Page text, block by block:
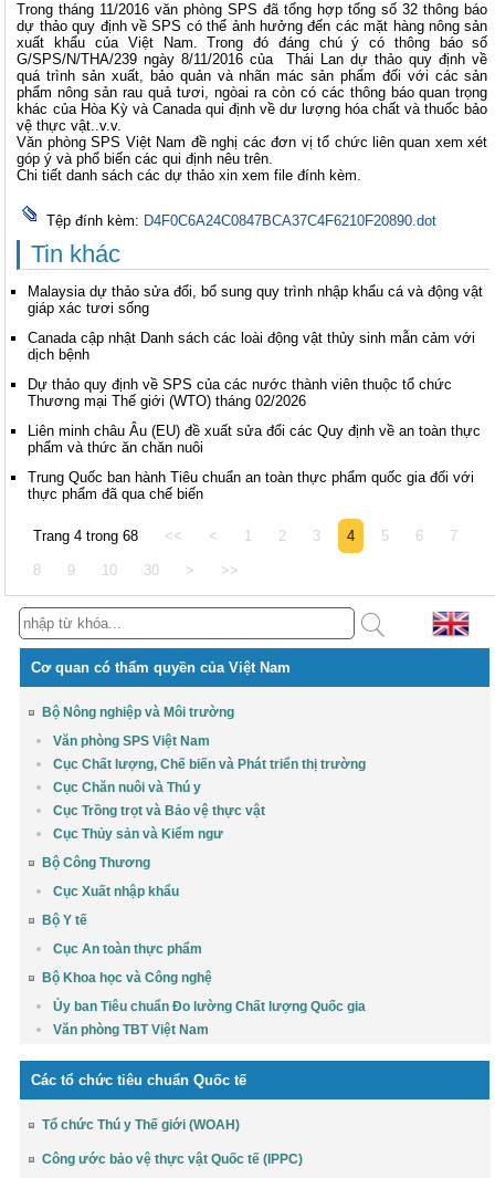
Trong tháng 11/2016 văn phòng SPS đã tổng hợp tổng số 32 thông báo
dự thảo quy định về SPS có thể ảnh hưởng đến các mặt hàng nông sản
xuất khẩu của Việt Nam. Trong đó đáng chú ý có thông báo số
G/SPS/N/THA/239 ngày 8/11/2016 của Thái Lan dự thảo quy định về
quá trình sản xuất, bảo quản và nhãn mác sản phẩm đối với các sản
phẩm nông sản rau quả tươi, ngòai ra còn có các thông báo quan trọng
khác của Hòa Kỳ và Canada qui định về dư lượng hóa chất và thuốc bảo
vệ thực vật..v.v.
Văn phòng SPS Việt Nam đề nghị các đơn vị tổ chức liên quan xem xét
góp ý và phổ biến các qui định nêu trên.
Chi tiết danh sách các dự thảo xin xem file đính kèm.
Tệp đính kèm: D4F0C6A24C0847BCA37C4F6210F20890.dot
Tin khác
Malaysia dự thảo sửa đổi, bổ sung quy trình nhập khẩu cá và động vật
giáp xác tươi sống
Canada cập nhật Danh sách các loài động vật thủy sinh mẫn cảm với
dịch bệnh
Dự thảo quy định về SPS của các nước thành viên thuộc tổ chức
Thương mại Thế giới (WTO) tháng 02/2026
Liên minh châu Âu (EU) đề xuất sửa đổi các Quy định về an toàn thực
phẩm và thức ăn chăn nuôi
Trung Quốc ban hành Tiêu chuẩn an toàn thực phẩm quốc gia đối với
thực phẩm đã qua chế biến
Trang 4 trong 68 << < 1 2 3 4 5 6 7
8 9 10 30 > >>
Cơ quan có thẩm quyền của Việt Nam
Bộ Nông nghiệp và Môi trường
Văn phòng SPS Việt Nam
Cục Chất lượng, Chế biến và Phát triển thị trường
Cục Chăn nuôi và Thú y
Cục Trồng trọt và Bảo vệ thực vật
Cục Thủy sản và Kiểm ngư
Bộ Công Thương
Cục Xuất nhập khẩu
Bộ Y tế
Cục An toàn thực phẩm
Bộ Khoa học và Công nghệ
Ủy ban Tiêu chuẩn Đo lường Chất lượng Quốc gia
Văn phòng TBT Việt Nam
Các tổ chức tiêu chuẩn Quốc tế
Tổ chức Thú y Thế giới (WOAH)
Công ước bảo vệ thực vật Quốc tế (IPPC)